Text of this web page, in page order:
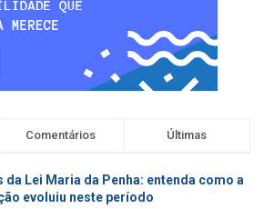
Comentários Últimas
da Lei Maria da Penha: entenda como a
evoluiu neste período